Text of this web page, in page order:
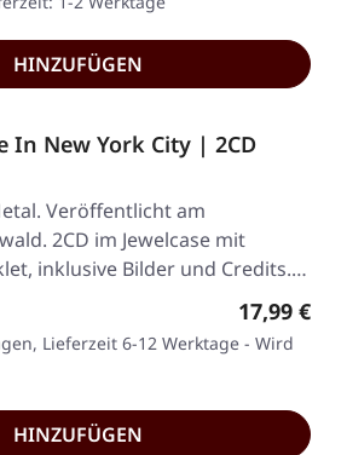
HINZUFÜGEN
In New York City | 2CD
Veröffentlicht am
2CD im Jewelcase mit
inklusive Bilder und Credits.
Regulärer
17,99 €
Lieferzeit 6-12 Werktage - Wird
HINZUFÜGEN